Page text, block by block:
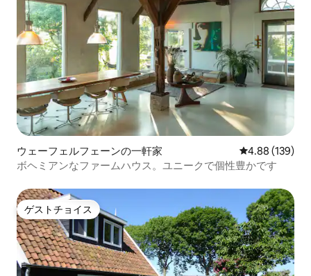
ウェーフェルフェーンの一軒家 レビュー139
4.88 (139)
ボヘミアンなファームハウス。ユニークで個性豊かです
ゲストチョイス
ゲストチョイス